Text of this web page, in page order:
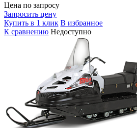
Цена по запросу
Запросить цену
Купить в 1 клик В избранное
К сравнению Недоступно